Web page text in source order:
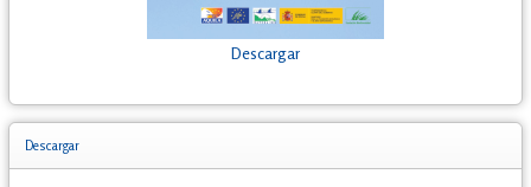
Descargar
Descargar